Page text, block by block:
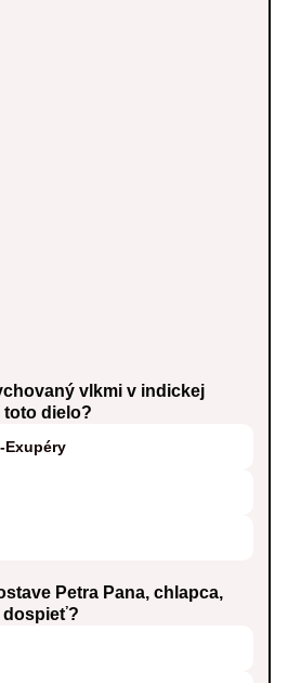
vlkmi v indickej
toto dielo?
Exupéry
Petra Pana, chlapca,
dospieť?